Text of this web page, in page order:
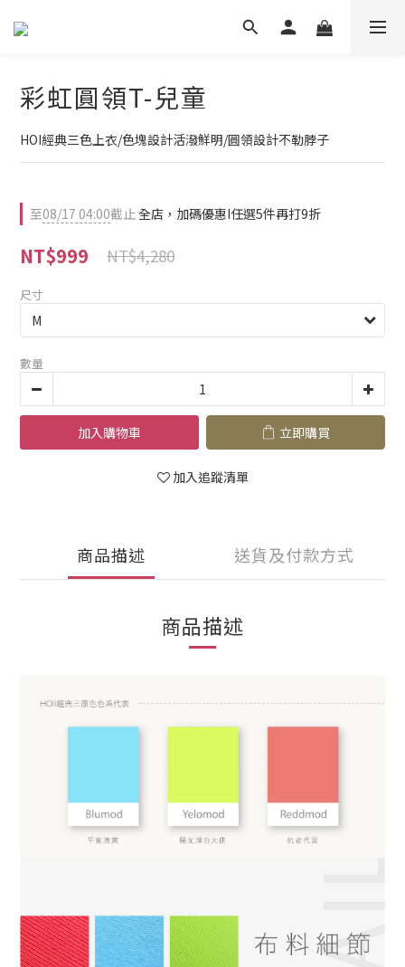
彩虹圓領T-兒童
HOI經典三色上衣/色塊設計活潑鮮明/圓領設計不勒脖子
至08/17 04:00截止全店，加碼優惠I任選5件再打9折
NT$999 NT$4,280
尺寸
數量
加入購物車 立即購買
加入追蹤清單
商品描述 送貨及付款方式
商品描述